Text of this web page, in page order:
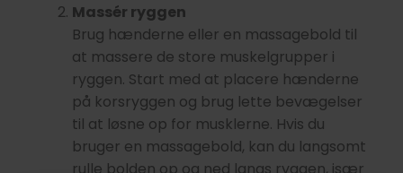
Massér ryggen
Brug hænderne eller en massagebold til
at massere de store muskelgrupper i
ryggen. Start med at placere hænderne
på korsryggen og brug lette bevægelser
til at løsne op for musklerne. Hvis du
bruger en massagebold, kan du langsomt
rulle bolden op og ned langs ryggen, især